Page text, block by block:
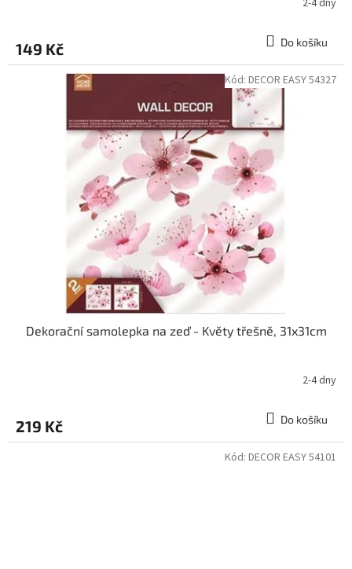
149 Kč Do košíku
Dekorační samolepka na zeď - Květy třešně, 31x31cm
2-4 dny
219 Kč Do košíku
Kód: DECOR EASY 54327
Kód: DECOR EASY 54101